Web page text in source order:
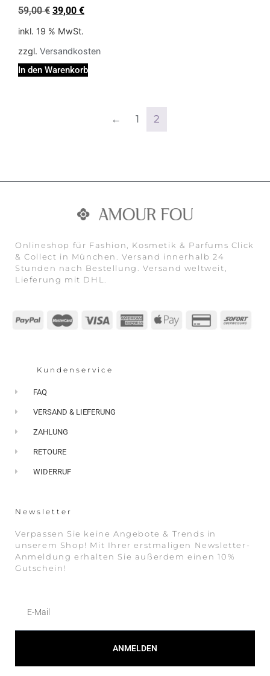
59,00€ 39,00 €
inkl. 19 % MwSt.
zzgl. Versandkosten
In den Warenkorb
← 1 2
Onlineshop für Fashion, Kosmetik & Parfums Click
& Collect in München. Versand innerhalb 24
Stunden nach Bestellung. Versand weltweit,
Lieferung mit DHL.
Kundenservice
FAQ
VERSAND & LIEFERUNG
ZAHLUNG
RETOURE
WIDERRUF
Newsletter
Verpassen Sie keine Angebote & Trends in
unserem Shop! Mit Ihrer erstmaligen Newsletter-
Anmeldung erhalten Sie außerdem einen 10%
Gutschein!
ANMELDEN